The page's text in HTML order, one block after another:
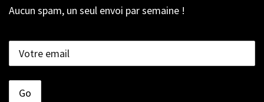
Aucun spam, un seul envoi par semaine !